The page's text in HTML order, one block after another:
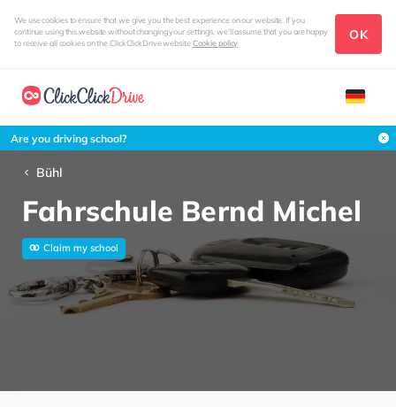
We use cookies to ensure that we give you the best experience on our website. If you
continue using this website without changing your settings, we'll assume that you are happy
to receive all cookies on the ClickClickDrive websiteCookie policy
OK
Are you driving school?
Bühl
Fahrschule Bernd Michel
Claim my school